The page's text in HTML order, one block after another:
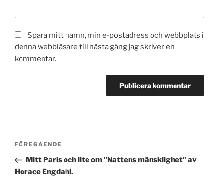
Spara mitt namn, min e-postadress och webbplats i
denna webbläsare till nästa gång jag skriver en
kommentar.
Inläggsnavigering
Föregående
inlägg
FÖREGÅENDE
Mitt Paris och lite om ”Nattens mänsklighet” av
Horace Engdahl.